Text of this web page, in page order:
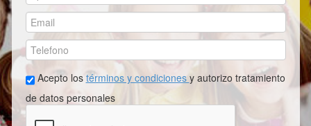
Acepto los términos y condicionesy autorizo tratamiento
de datos personales